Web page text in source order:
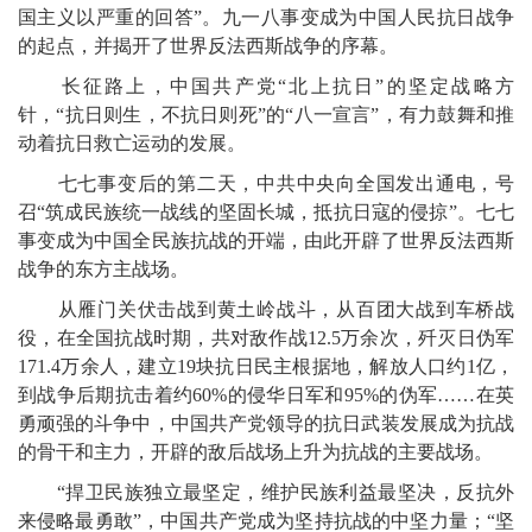
国主义以严重的回答”。九一八事变成为中国人民抗日战争
的起点，并揭开了世界反法西斯战争的序幕。
长征路上，中国共产党“北上抗日”的坚定战略方
针，“抗日则生，不抗日则死”的“八一宣言”，有力鼓舞和推
动着抗日救亡运动的发展。
七七事变后的第二天，中共中央向全国发出通电，号
召“筑成民族统一战线的坚固长城，抵抗日寇的侵掠”。七七
事变成为中国全民族抗战的开端，由此开辟了世界反法西斯
战争的东方主战场。
从雁门关伏击战到黄土岭战斗，从百团大战到车桥战
役，在全国抗战时期，共对敌作战12.5万余次，歼灭日伪军
171.4万余人，建立19块抗日民主根据地，解放人口约1亿，
到战争后期抗击着约60%的侵华日军和95%的伪军……在英
勇顽强的斗争中，中国共产党领导的抗日武装发展成为抗战
的骨干和主力，开辟的敌后战场上升为抗战的主要战场。
“捍卫民族独立最坚定，维护民族利益最坚决，反抗外
来侵略最勇敢”，中国共产党成为坚持抗战的中坚力量；“坚